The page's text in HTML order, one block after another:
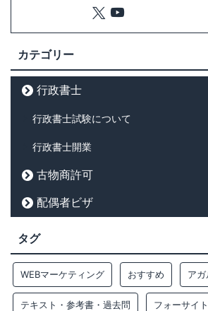
カテゴリー
行政書士
行政書士試験について
行政書士開業
古物商許可
配偶者ビザ
タグ
WEBマーケティング おすすめ アガ
テキスト・参考書・過去問 フォーサイト